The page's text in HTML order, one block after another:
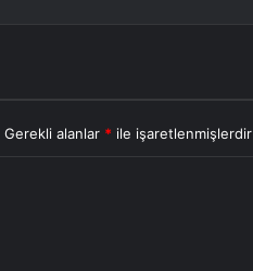
Gerekli alanlar * ile işaretlenmişlerdir